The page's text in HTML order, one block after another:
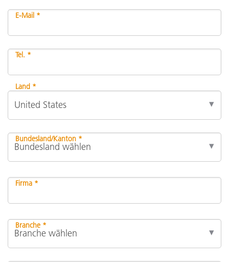
E-Mail *
Tel. *
Land *
Bundesland/Kanton *
Firma *
Branche *